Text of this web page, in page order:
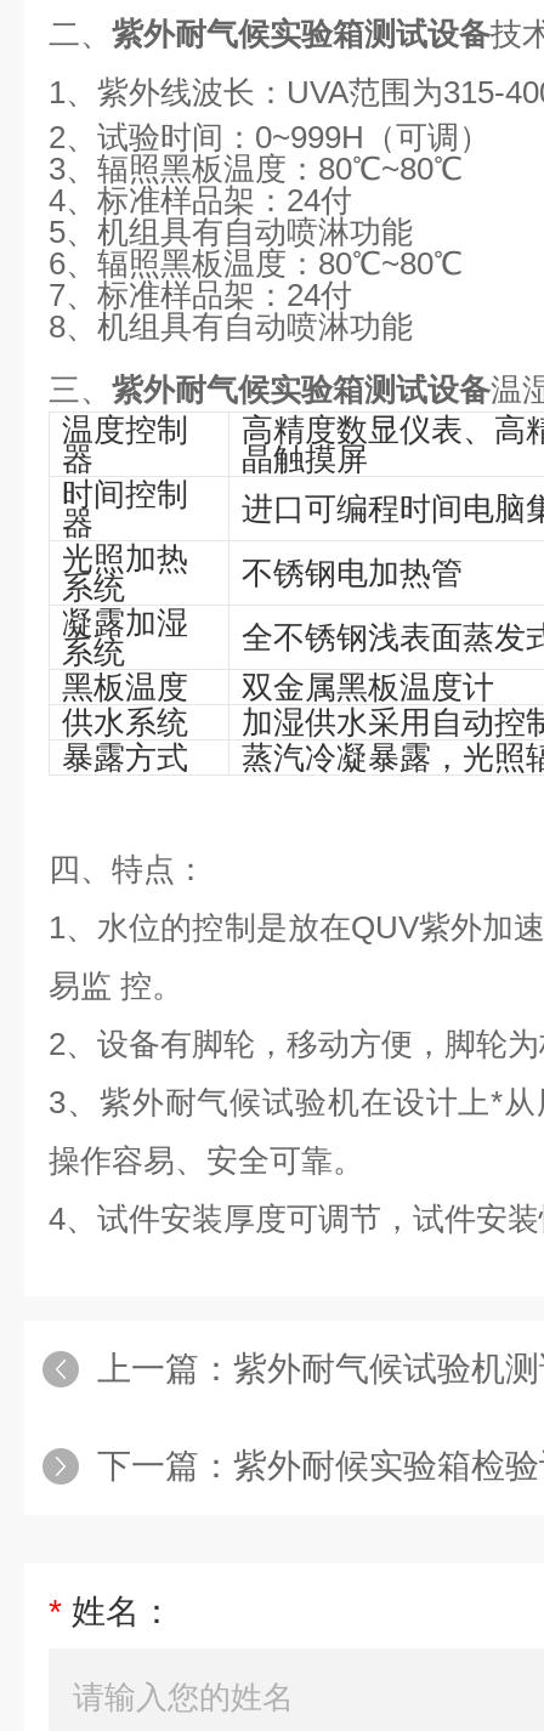
二、 紫外耐气候实验箱测试设备技
1、 紫外线波长：UVA范围为315-
2、试验时间：0~999H（可调）
3、辐照黑板温度：80℃~80℃
4、标准样品架：24付
5、机组具有自动喷淋功能
6、辐照黑板温度：80℃~80℃
7、标准样品架：24付
8、机组具有自动喷淋功能
三、 紫外耐气候实验箱测试设备温
温度控制
器
高精度数显仪表、高
晶触摸屏
时间控制
器
进口可编程时间电脑
光照加热
系统
不锈钢电加热管
凝露加湿
系统
全不锈钢浅表面蒸发
黑板温度
双金属黑板温度计
供水系统
加湿供水采用自动控
暴露方式
蒸汽冷凝暴露，光照
四、特点：
1、水位的控制是放在QUV紫外加
易监 控。
2、设备有脚轮，移动方便，脚轮
3、紫外耐气候试验机在设计上*
操作容易、安全可靠。
4、试件安装厚度可调节，试件安
上一篇： 紫外耐气候试验机
下一篇： 紫外耐候实验箱检
* 姓名：